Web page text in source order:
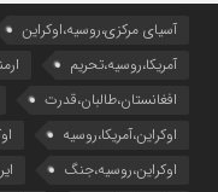
آسیای مرکزی،روسیه،اوکراین
آمریکا،روسیه،تحریم
افغانستان،طالبان،قدرت
اوکراین،آمریکا،روسیه
اوکراین،روسیه،جنگ